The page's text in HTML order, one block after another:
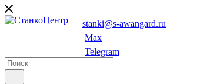
stanki@s-awangard.ru
Max
Telegram